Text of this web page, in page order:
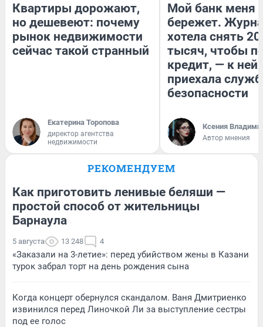
Квартиры дорожают,
но дешевеют: почему
рынок недвижимости
сейчас такой странный
Екатерина Торопова
директор агентства
недвижимости
Мой банк меня
бережет.
хотела снять
тысяч, чтобы
кредит, — к
приехала
безопасности
Ксения
Автор мнения
РЕКОМЕНДУЕМ
Как приготовить ленивые беляши —
простой способ от жительницы
Барнаула
5 августа 13 248 4
«Заказали на 3-летие»: перед убийством жены в Казани
турок забрал торт на день рождения сына
Когда концерт обернулся скандалом. Ваня Дмитриенко
извинился перед Линочкой Ли за выступление сестры
под ее голос